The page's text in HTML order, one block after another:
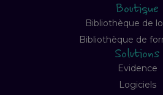
Boutique
Bibliothèque de
Bibliothèque de
Solutions
Evidence
Logiciels